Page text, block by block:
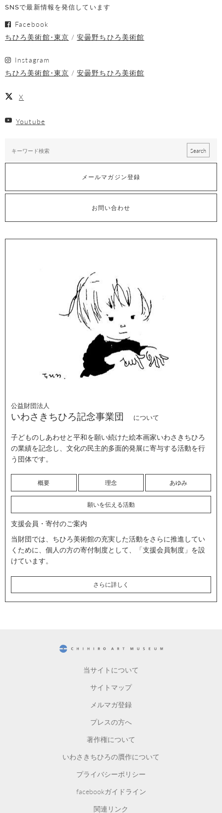
SNSで最新情報を発信しています
Facebook
ちひろ美術館･東京
安曇野ちひろ美術館
Instagram
ちひろ美術館･東京
安曇野ちひろ美術館
X
Youtube
メールマガジン登録
お問い合わせ
公益財団法人
いわさきちひろ記念事業団 について
子どものしあわせと平和を願い続けた絵本画家いわさきちひろ
の業績を記念し、文化の民主的多面的発展に寄与する活動を行
う団体です。
概要 理念 あゆみ
願いを伝える活動
支援会員・寄付のご案内
当財団では、ちひろ美術館の充実した活動をさらに推進してい
くために、個人の方の寄付制度として、「支援会員制度」を設
けています。
さらに詳しく
当サイトについて
サイトマップ
メルマガ登録
プレスの方へ
著作権について
いわさきちひろの贋作について
プライバシーポリシー
facebookガイドライン
関連リンク